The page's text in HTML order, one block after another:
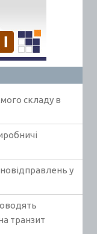
складу в
у
транзит